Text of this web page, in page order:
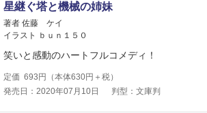
星継ぐ塔と機械の姉妹
著者 佐藤 ケイ
イラスト ｂｕｎ１５０
笑いと感動のハートフルコメディ！
定価 693 円（本体630円＋税）
発売日：2020年07月10日
判型：文庫判